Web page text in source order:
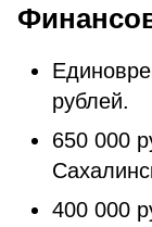
рублей.
650 000
400 000